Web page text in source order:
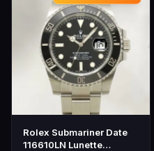
Rolex Submariner Date
116610LN Lunette